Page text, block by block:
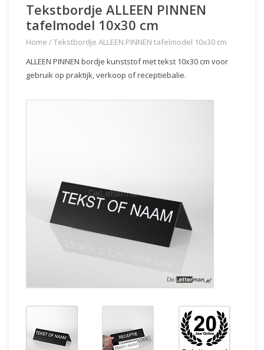
Tekstbordje ALLEEN PINNEN
tafelmodel 10x30 cm
Home /Tekstbordje ALLEEN PINNEN tafelmodel 10x30 cm
ALLEEN PINNEN bordje kunststof met tekst 10x30 cm voor
gebruik op praktijk, verkoop of receptiebalie.